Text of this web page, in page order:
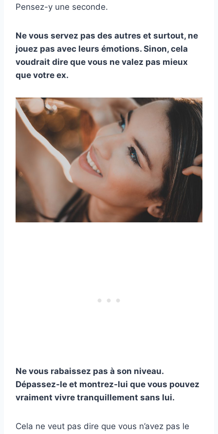
Pensez-y une seconde.
Ne vous servez pas des autres et surtout, ne
jouez pas avec leurs émotions. Sinon, cela
voudrait dire que vous ne valez pas mieux
que votre ex.
Ne vous rabaissez pas à son niveau.
Dépassez-le et montrez-lui que vous pouvez
vraiment vivre tranquillement sans lui.
Cela ne veut pas dire que vous n’avez pas le